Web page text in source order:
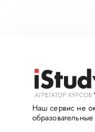
Наш сервис не
образовательные